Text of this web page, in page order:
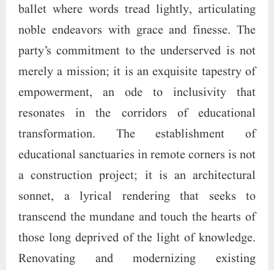
ballet where words tread lightly, articulating
noble endeavors with grace and finesse. The
party’s commitment to the underserved is not
merely a mission; it is an exquisite tapestry of
empowerment, an ode to inclusivity that
resonates in the corridors of educational
transformation. The establishment of
educational sanctuaries in remote corners is not
a construction project; it is an architectural
sonnet, a lyrical rendering that seeks to
transcend the mundane and touch the hearts of
those long deprived of the light of knowledge.
Renovating and modernizing existing